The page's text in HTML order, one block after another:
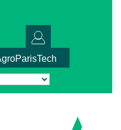
Translate